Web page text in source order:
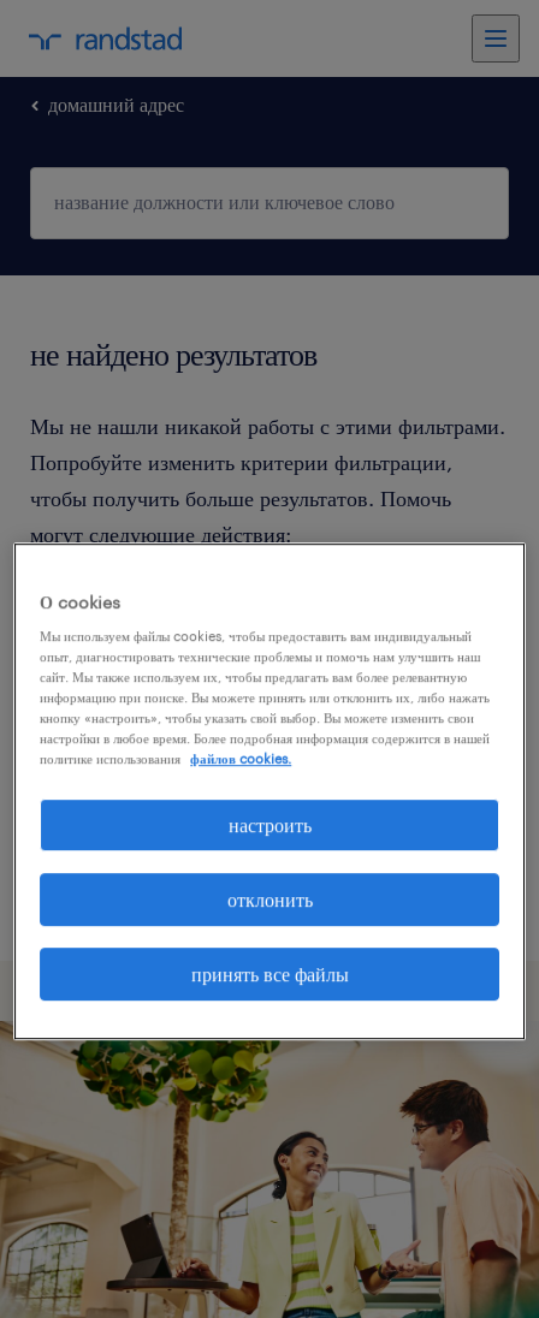
домашний адрес
не найдено результатов
Мы не нашли никакой работы с этими фильтрами.
Попробуйте изменить критерии фильтрации,
чтобы получить больше результатов. Помочь
могут следующие действия:
Попробуйте удалить некоторые из
примененных фильтров.
Вы искали работу в определенном месте?
Учтите возможность расширения диапазона
вокруг местонахождения.
Измените название должности или ключевые
слова и проверьте, правильно ли они
написаны.
О cookies
Мы используем файлы cookies, чтобы предоставить вам индивидуальный
опыт, диагностировать технические проблемы и помочь нам улучшить наш
сайт. Мы также используем их, чтобы предлагать вам более релевантную
информацию при поиске. Вы можете принять или отклонить их, либо нажать
кнопку «настроить», чтобы указать свой выбор. Вы можете изменить свои
настройки в любое время. Более подробная информация содержится в нашей
политике использования
файлов cookies.
принять все файлы
отклонить
настроить